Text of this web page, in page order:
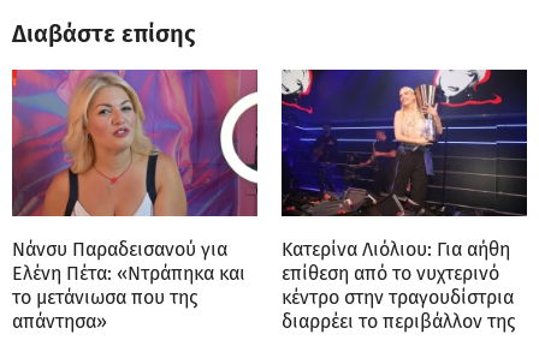
Διαβάστε επίσης
Νάνσυ Παραδεισανού για
Ελένη Πέτα: «Ντράπηκα και
το μετάνιωσα που της
απάντησα»
Κατερίνα Λιόλιου: Για αήθη
επίθεση από το νυχτερινό
κέντρο στην τραγουδίστρια
διαρρέει το περιβάλλον της